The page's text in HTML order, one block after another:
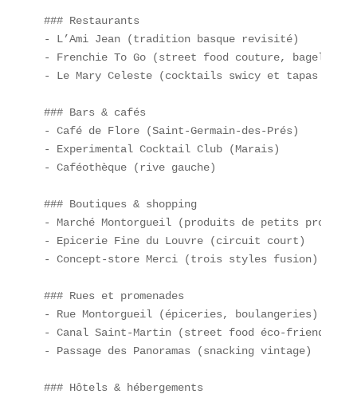
### Restaurants
- L’Ami Jean (tradition basque revisité)
- Frenchie To Go (street food couture, bagels
- Le Mary Celeste (cocktails swicy et tapas
### Bars & cafés
- Café de Flore (Saint-Germain-des-Prés)
- Experimental Cocktail Club (Marais)
- Caféothèque (rive gauche)
### Boutiques & shopping
- Marché Montorgueil (produits de petits
- Epicerie Fine du Louvre (circuit court)
- Concept-store Merci (trois styles fusion)
### Rues et promenades
- Rue Montorgueil (épiceries, boulangeries)
- Canal Saint-Martin (street food éco-friendly)
- Passage des Panoramas (snacking vintage)
### Hôtels & hébergements